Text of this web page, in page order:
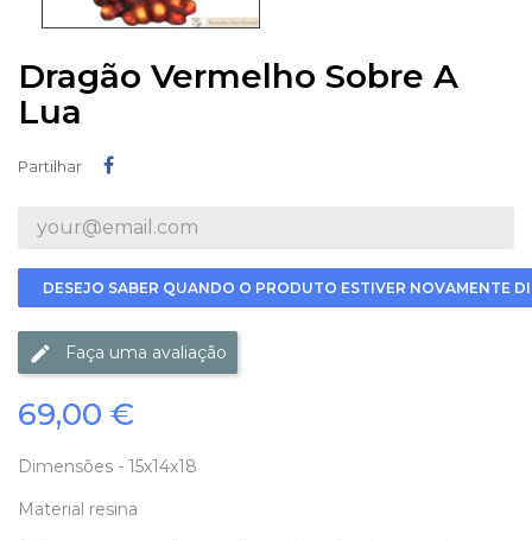
Dragão Vermelho Sobre A
Lua
Partilhar
DESEJO SABER QUANDO O PRODUTO ESTIVER NOVAMENTE
Faça uma avaliação
69,00 €
Dimensões - 15x14x18
Material resina